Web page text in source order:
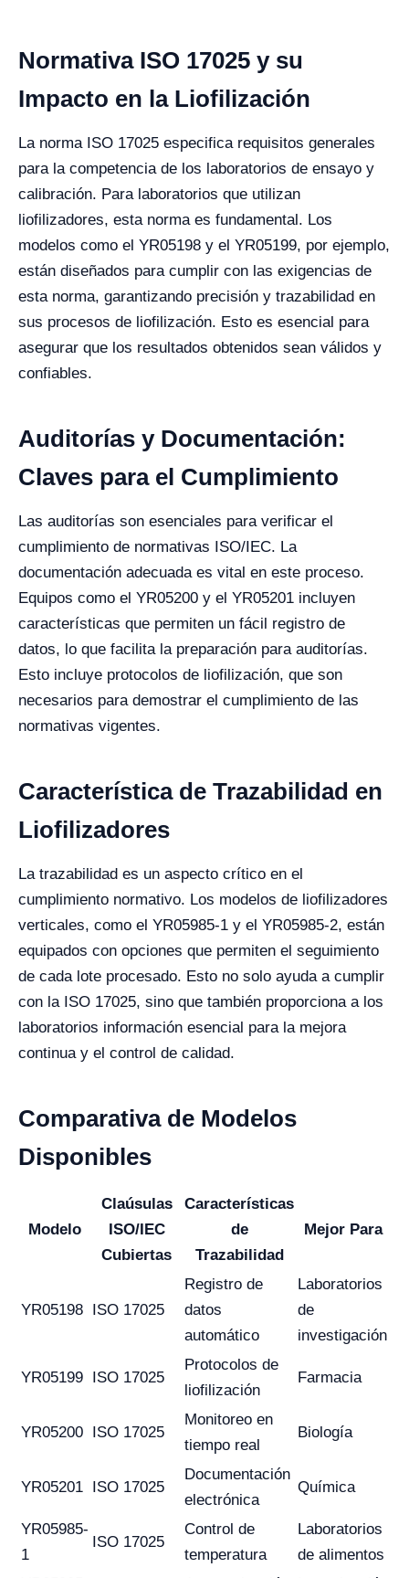
Normativa ISO 17025 y su
Impacto en la Liofilización
La norma ISO 17025 especifica requisitos generales
para la competencia de los laboratorios de ensayo y
calibración. Para laboratorios que utilizan
liofilizadores, esta norma es fundamental. Los
modelos como el YR05198 y el YR05199, por ejemplo,
están diseñados para cumplir con las exigencias de
esta norma, garantizando precisión y trazabilidad en
sus procesos de liofilización. Esto es esencial para
asegurar que los resultados obtenidos sean válidos y
confiables.
Auditorías y Documentación:
Claves para el Cumplimiento
Las auditorías son esenciales para verificar el
cumplimiento de normativas ISO/IEC. La
documentación adecuada es vital en este proceso.
Equipos como el YR05200 y el YR05201 incluyen
características que permiten un fácil registro de
datos, lo que facilita la preparación para auditorías.
Esto incluye protocolos de liofilización, que son
necesarios para demostrar el cumplimiento de las
normativas vigentes.
Característica de Trazabilidad en
Liofilizadores
La trazabilidad es un aspecto crítico en el
cumplimiento normativo. Los modelos de liofilizadores
verticales, como el YR05985-1 y el YR05985-2, están
equipados con opciones que permiten el seguimiento
de cada lote procesado. Esto no solo ayuda a cumplir
con la ISO 17025, sino que también proporciona a los
laboratorios información esencial para la mejora
continua y el control de calidad.
Comparativa de Modelos
Disponibles
Modelo
Claúsulas
ISO/IEC
Cubiertas
Características
de
Trazabilidad
Mejor Para
YR05198 ISO 17025
Registro de
datos
automático
Laboratorios
de
investigación
YR05199 ISO 17025
Protocolos de
liofilización
Farmacia
YR05200 ISO 17025
Monitoreo en
tiempo real
Biología
YR05201 ISO 17025
Documentación
electrónica
Química
YR05985-
1
ISO 17025
Control de
temperatura
Laboratorios
de alimentos